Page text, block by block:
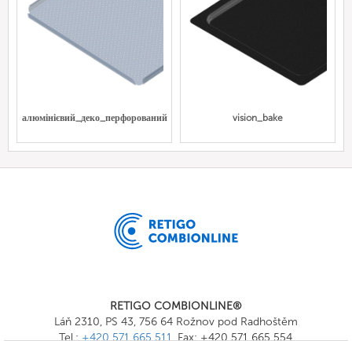
алюмінієвий_деко_перфорований vision_bake
RETIGO COMBIONLINE®
Láň 2310, PS 43, 756 64 Rožnov pod Radhoštěm
Tel.:+420 571 665 511, Fax: +420 571 665 554